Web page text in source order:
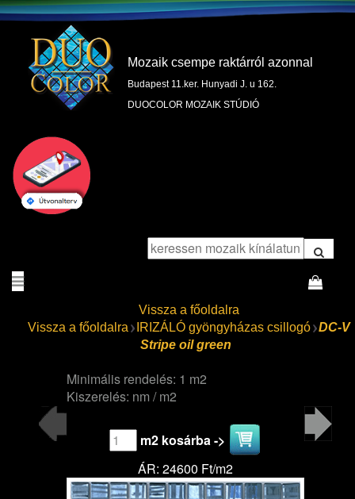
Mozaik csempe raktárról azonnal
Budapest 11.ker. Hunyadi J. u 162.
DUOCOLOR MOZAIK STÚDIÓ
Vissza a főoldalra
Vissza a főoldalra
IRIZÁLÓ gyöngyházas csillogó
DC-V
Stripe oil green
Minimális rendelés: 1 m2
Kiszerelés: nm / m2
m2 kosárba ->
ÁR: 24600 Ft/m2